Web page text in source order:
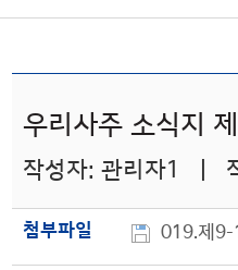
우리사주 소식지
작성자: 관리자1 |
첨부파일 019.제